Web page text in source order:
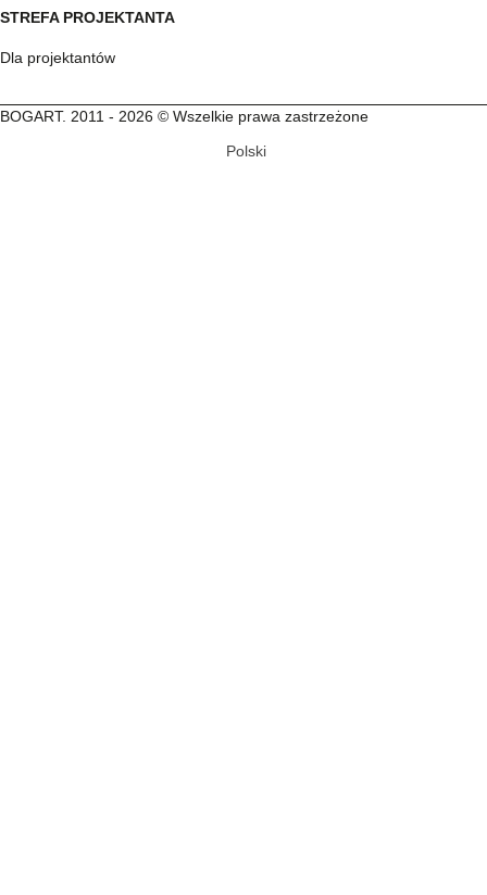
STREFA PROJEKTANTA
Dla projektantów
BOGART. 2011 - 2026 © Wszelkie prawa zastrzeżone
Polski